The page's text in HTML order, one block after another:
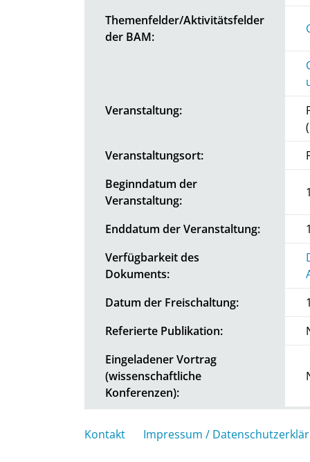
Themenfelder/Aktivitätsfelder
der BAM:
Veranstaltung:
Veranstaltungsort:
Beginndatum der
Veranstaltung:
Enddatum der Veranstaltung:
Verfügbarkeit des
Dokuments:
Datum der Freischaltung:
Referierte Publikation:
Eingeladener Vortrag
(wissenschaftliche
Konferenzen):
Kontakt Impressum /